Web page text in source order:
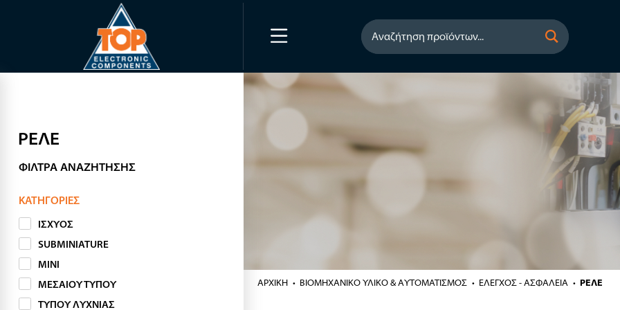
Αναζήτηση προϊόντων...
ΑΡΧΙΚΉ ΒΙΟΜΗΧΑΝΙΚΟ ΥΛΙΚΟ & ΑΥΤΟΜΑΤΙΣΜΟΣ ΕΛΕΓΧΟΣ - ΑΣΦΑΛΕΙΑ ΡΕΛΕ
ΡΕΛΕ
ΦΊΛΤΡΑ ΑΝΑΖΉΤΗΣΗΣ
ΚΑΤΗΓΟΡΊΕΣ
ΙΣΧΥΟΣ
SUBMINIATURE
MINI
ΜΕΣΑΙΟΥ ΤΥΠΟΥ
ΤΥΠΟΥ ΛΥΧΝΙΑΣ